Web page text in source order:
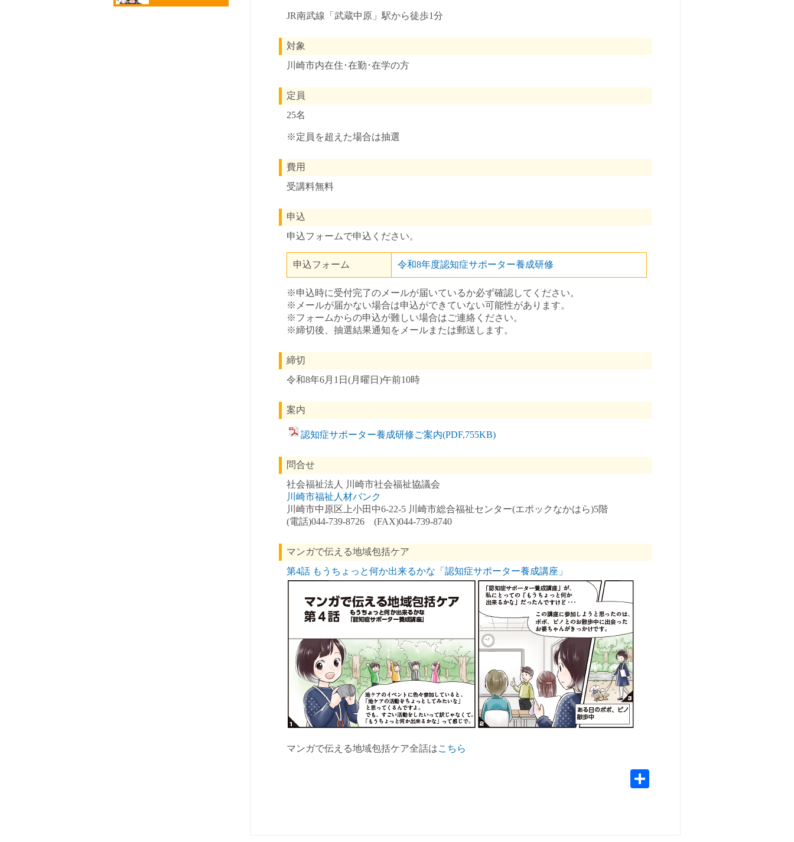
JR南武線「武蔵中原」駅から徒歩1分
対象
川崎市内在住･在勤･在学の方
定員
25名
※定員を超えた場合は抽選
費用
受講料無料
申込
申込フォームで申込ください。
申込フォーム 令和8年度認知症サポーター養成研修
※申込時に受付完了のメールが届いているか必ず確認してください。
※メールが届かない場合は申込ができていない可能性があります。
※フォームからの申込が難しい場合はご連絡ください。
※締切後、抽選結果通知をメールまたは郵送します。
締切
令和8年6月1日(月曜日)午前10時
案内
認知症サポーター養成研修ご案内(PDF,755KB)
問合せ
社会福祉法人 川崎市社会福祉協議会
川崎市福祉人材バンク
川崎市中原区上小田中6-22-5 川崎市総合福祉センター(エポックなかはら)5階
(電話)044-739-8726 (FAX)044-739-8740
マンガで伝える地域包括ケア
第4話 もうちょっと何か出来るかな「認知症サポーター養成講座」
マンガで伝える地域包括ケア全話はこちら